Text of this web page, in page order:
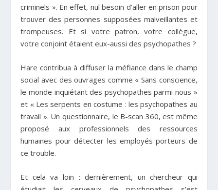
criminels ». En effet, nul besoin d’aller en prison pour
trouver des personnes supposées malveillantes et
trompeuses. Et si votre patron, votre collègue,
votre conjoint étaient eux-aussi des psychopathes ?
Hare contribua à diffuser la méfiance dans le champ
social avec des ouvrages comme « Sans conscience,
le monde inquiétant des psychopathes parmi nous »
et « Les serpents en costume : les psychopathes au
travail ». Un questionnaire, le B-scan 360, est même
proposé aux professionnels des ressources
humaines pour détecter les employés porteurs de
ce trouble.
Et cela va loin : dernièrement, un chercheur qui